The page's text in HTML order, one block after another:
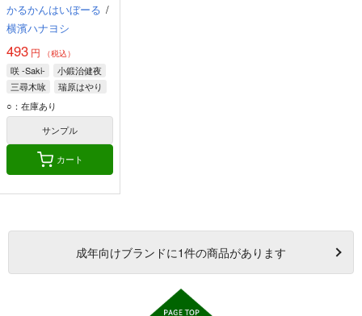
かるかんはいぼーる /
横濱ハナヨシ
493 円 （税込）
咲 -Saki-
小鍛治健夜
三尋木咏
瑞原はやり
○：在庫あり
サンプル
カート
成年向けブランドに1件の商品があります